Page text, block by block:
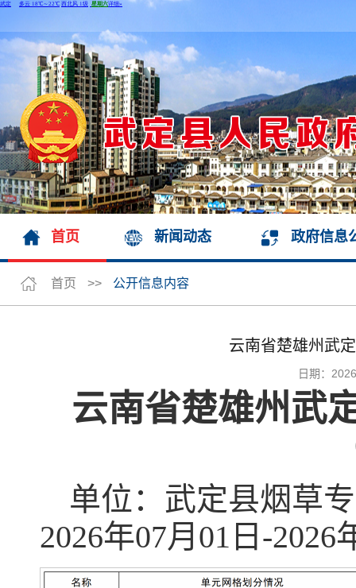
首页 新闻动态 政府信息
首页 >> 公开信息内容
云南省楚雄州武
日期：
云南省楚雄州武
单位：武定
2026年07月01日-2026